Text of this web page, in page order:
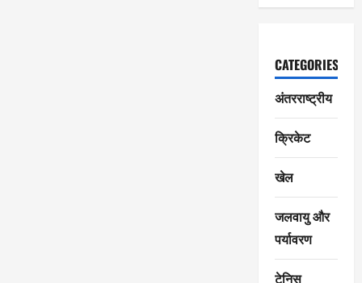
CATEGORIES
अंतरराष्ट्रीय
क्रिकेट
खेल
जलवायु और
पर्यावरण
टेनिस